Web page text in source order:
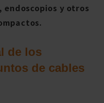
y otros
de los
de cables